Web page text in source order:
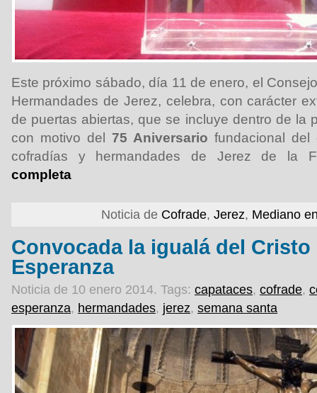
Este próximo sábado, día 11 de enero, el
Hermandades de Jerez, celebra, con carácter
de puertas abiertas, que se incluye dentro de la
con motivo del 75 Aniversario fundacional del
cofradías y hermandades de Jerez de la
completa
Noticia de Cofrade, Jerez, Mediano
Convocada la igualá del Cristo
Esperanza
Noticia de 10 enero 2014. Tags: capataces, cofrade,
esperanza, hermandades, jerez, semana santa